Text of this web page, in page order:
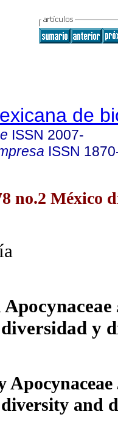
de
ISSN 2007-
ISSN
no.2 México
y
Apocynaceae
and